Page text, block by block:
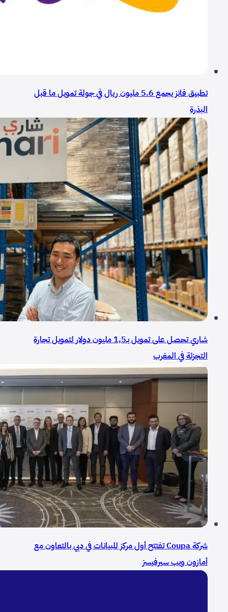
تطبيق فانز يجمع 5.6 مليون ريال في جولة تمويل ما قبل
البذرة
شاري تحصل على تمويل بـ1,5 مليون دولار لتمويل تجارة
التجزئة في المغرب
شركة Coupa تفتتح أول مركز للبيانات في دبي بالتعاون مع
أمازون ويب سيرفيسز